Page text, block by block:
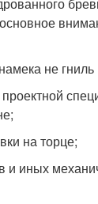
не
на торце;
и иных